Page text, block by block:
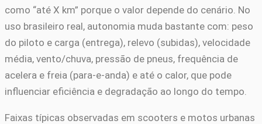
como “até X km” porque o valor depende do cenário. No
uso brasileiro real, autonomia muda bastante com: peso
do piloto e carga (entrega), relevo (subidas), velocidade
média, vento/chuva, pressão de pneus, frequência de
acelera e freia (para-e-anda) e até o calor, que pode
influenciar eficiência e degradação ao longo do tempo.
Faixas típicas observadas em scooters e motos urbanas